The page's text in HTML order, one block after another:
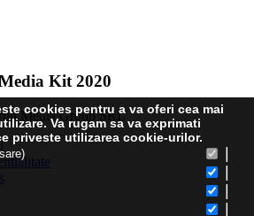
Kit 2020
Media Group SRL
cookies pentru a va oferi cea mai
Va rugam sa va exprimati
priveste utilizarea cookie-urilor.